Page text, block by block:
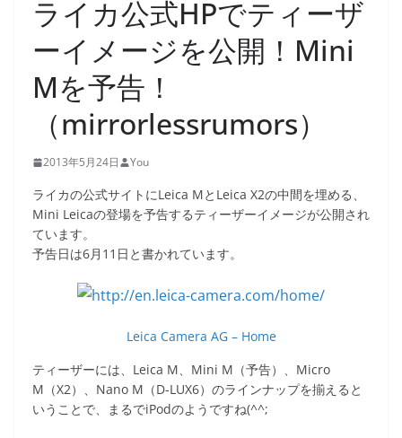
ライカ公式HPでティーザ
ーイメージを公開！Mini
Mを予告！
（mirrorlessrumors）
2013年5月24日 You
ライカの公式サイトにLeica MとLeica X2の中間を埋める、
Mini Leicaの登場を予告するティーザーイメージが公開され
ています。
予告日は6月11日と書かれています。
Leica Camera AG – Home
ティーザーには、Leica M、Mini M（予告）、Micro
M（X2）、Nano M（D-LUX6）のラインナップを揃えると
いうことで、まるでiPodのようですね(^^;